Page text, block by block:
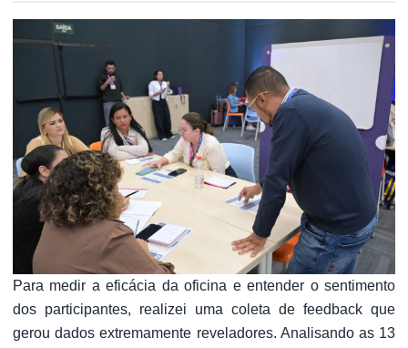
Para medir a eficácia da oficina e entender o sentimento
dos participantes, realizei uma coleta de feedback que
gerou dados extremamente reveladores. Analisando as 13